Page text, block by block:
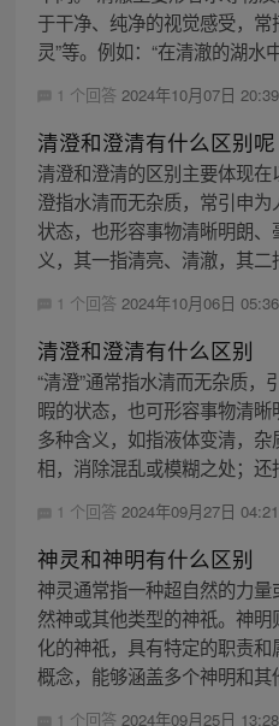
于干净、纯净的视觉感受，常
灵”等。例如：“在清澈的湖水
1 个回答 2024年10月07日 20:39
清澄和澄清有什么区别呢
清澄和澄清的区别主要体现
澄指水清而无杂质，常引申
状态，也形容事物清晰明朗
义，其一指清亮、清澈，其
1 个回答 2024年10月06日 05:36
清澄和澄清有什么区别
“清澄”通常指水清而无杂质
暇的状态，也可形容事物清晰
多种含义，如指液体变清，
相，消除混乱或模糊之处；还
1 个回答 2024年09月27日 04:21
神灵和神明有什么区别
神灵通常指一种超自然的力
然神或其他类型的神祇。神
化的神祇，具有特定的职责
概念，能够涵盖多个神明和
1 个回答 2024年09月25日 13:28